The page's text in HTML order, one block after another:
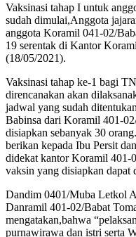
Vaksinasi tahap I untuk
sudah dimulai,Anggota
anggota Koramil 041-02/
19 serentak di Kantor
(18/05/2021).
Vaksinasi tahap ke-1 bagi
direncanakan akan
jadwal yang sudah
Babinsa dari Koramil 401-
disiapkan sebanyak 30
berikan kepada Ibu Persit
didekat kantor Koramil 401-
vaksin yang disiapkan dapat
Dandim 0401/Muba Letkol
Danramil 401-02/Babat
mengatakan,bahwa
purnawirawa dan istri serta